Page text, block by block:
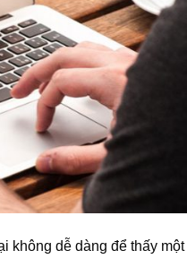
không dễ dàng để thấy một